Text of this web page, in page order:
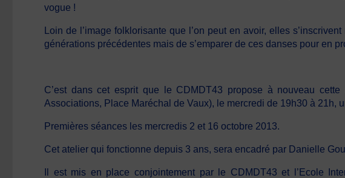
vogue !
Loin de l’image folklorisante que l’on peut en avoir, elles
générations précédentes mais de s’emparer de ces danses pour en
C’est dans cet esprit que le CDMDT43 propose à nouveau cette
Associations, Place Maréchal de Vaux), le mercredi de 19h30 à 21h,
Premières séances les mercredis 2 et 16 octobre 2013.
Cet atelier qui fonctionne depuis 3 ans, sera encadré par Danielle
Il est mis en place conjointement par le CDMDT43 et l’Ecole